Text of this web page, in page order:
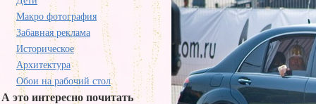
Макро фотография
Забавная реклама
Историческое
Архитектура
Обои на рабочий стол
А это интересно почитать